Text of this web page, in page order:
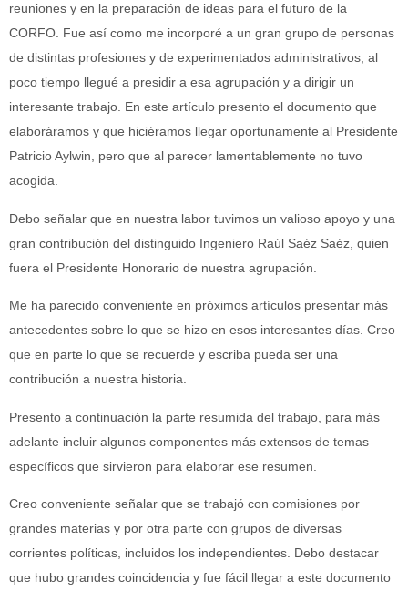
reuniones y en la preparación de ideas para el futuro de la
CORFO. Fue así como me incorporé a un gran grupo de personas
de distintas profesiones y de experimentados administrativos; al
poco tiempo llegué a presidir a esa agrupación y a dirigir un
interesante trabajo. En este artículo presento el documento que
elaboráramos y que hiciéramos llegar oportunamente al Presidente
Patricio Aylwin, pero que al parecer lamentablemente no tuvo
acogida.
Debo señalar que en nuestra labor tuvimos un valioso apoyo y una
gran contribución del distinguido Ingeniero Raúl Saéz Saéz, quien
fuera el Presidente Honorario de nuestra agrupación.
Me ha parecido conveniente en próximos artículos presentar más
antecedentes sobre lo que se hizo en esos interesantes días. Creo
que en parte lo que se recuerde y escriba pueda ser una
contribución a nuestra historia.
Presento a continuación la parte resumida del trabajo, para más
adelante incluir algunos componentes más extensos de temas
específicos que sirvieron para elaborar ese resumen.
Creo conveniente señalar que se trabajó con comisiones por
grandes materias y por otra parte con grupos de diversas
corrientes políticas, incluidos los independientes. Debo destacar
que hubo grandes coincidencia y fue fácil llegar a este documento